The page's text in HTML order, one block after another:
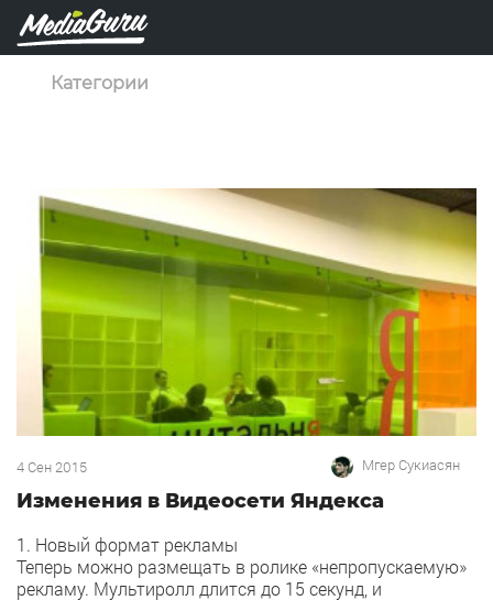
Категории
4 Сен 2015 Мгер Сукиасян
Изменения в Видеосети Яндекса
1. Новый формат рекламы
Теперь можно размещать в ролике «непропускаемую»
рекламу. Мультиролл длится до 15 секунд, и